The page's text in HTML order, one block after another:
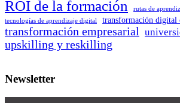
ROI de la formación
rutas de
tecnologías de aprendizaje digital
transformación digital
transformación empresarial
upskilling y reskilling
Newsletter